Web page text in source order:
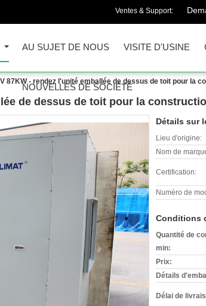
Ventes & Support:
AU SUJET DE NOUS VISITE D'USINE
NOUVELLES DE SOCIÉTÉ
87KW - rendez l'unité emballée de dessus de toit pour la
de dessus de toit pour la
Détails sur
Lieu d'origine:
Nom de
Certification:
Numéro de
Conditions
Quantité de
min:
Prix:
Détails
Délai de